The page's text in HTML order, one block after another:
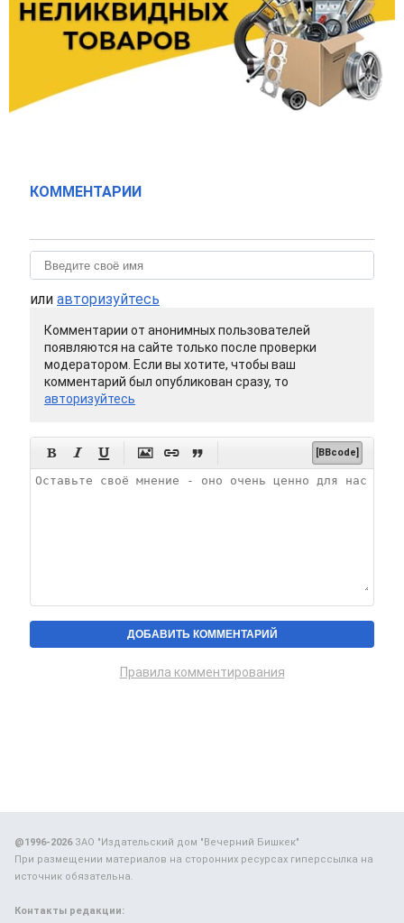
КОММЕНТАРИИ
или авторизуйтесь
Комментарии от анонимных пользователей
появляются на сайте только после проверки
модератором. Если вы хотите, чтобы ваш
комментарий был опубликован сразу, то
авторизуйтесь
      [BBcode]
Правила комментирования
@1996-2026ЗАО "Издательский дом "Вечерний Бишкек"
При размещении материалов на сторонних ресурсах гиперссылка на
источник обязательна.
Контакты редакции: